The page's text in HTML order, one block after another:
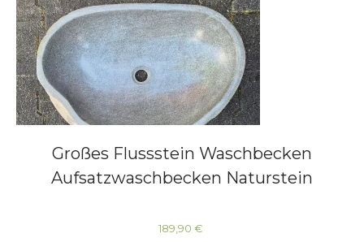
Großes Flussstein Waschbecken
Aufsatzwaschbecken Naturstein
189,90 €